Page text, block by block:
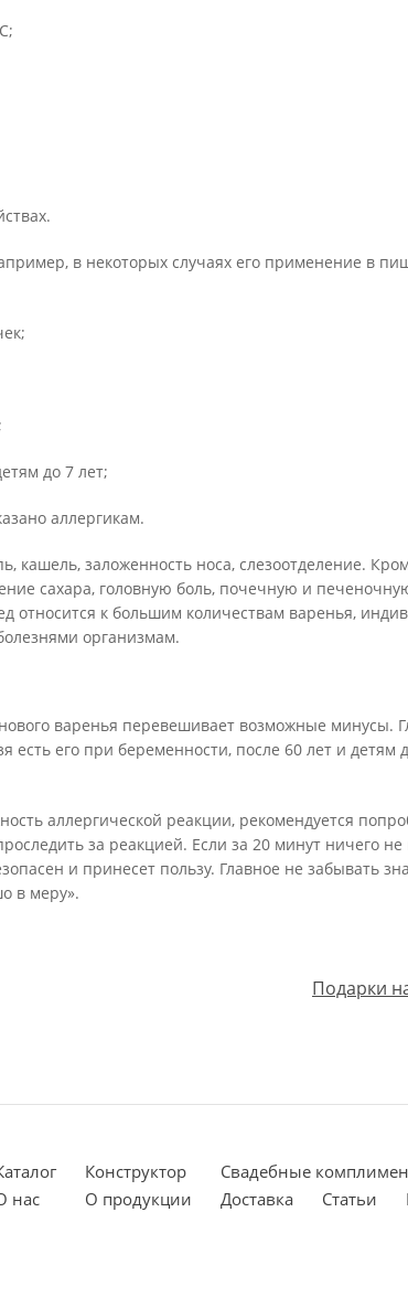
в некоторых случаях его применение в
до 7 лет;
аллергикам.
кашель, заложенность носа, слезоотделение.
сахара, головную боль, почечную и
относится к большим количествам варенья,
организмам.
варенья перевешивает возможные минусы.
есть его при беременности, после 60 лет и детям
аллергической реакции, рекомендуется
за реакцией. Если за 20 минут ничего
и принесет пользу. Главное не забывать
в меру».
Подарки
Конструктор
Cвадебные
нас
О продукции Доставка Статьи